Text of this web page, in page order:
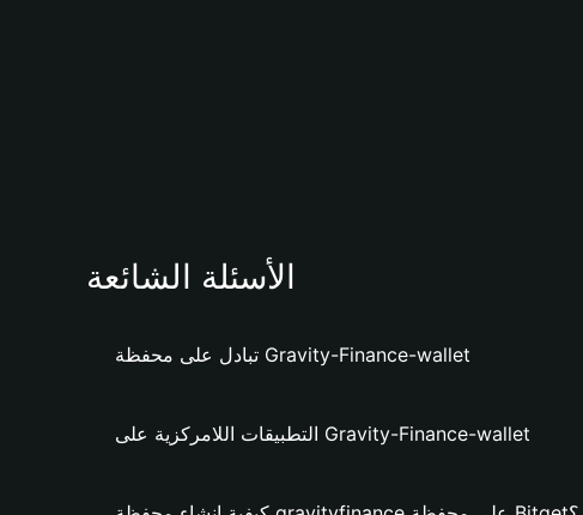
الأسئلة الشائعة
تبادل على محفظة Gravity-Finance-wallet
التطبيقات اللامركزية على Gravity-Finance-wallet